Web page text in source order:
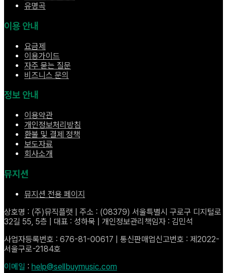
유명곡
이용 안내
요금제
이용가이드
자주 묻는 질문
비즈니스 문의
정보 안내
이용약관
개인정보처리방침
환불 및 결제 정책
보도자료
회사소개
뮤지션
뮤지션 전용 페이지
상호명 : (주)뮤직플랫 | 주소 : (08379) 서울특별시 구로구 디지털로
32길 55, 5층 | 대표 : 성하묵 | 개인정보관리책임자 : 김민석
사업자등록번호 : 676-81-00617 | 통신판매업신고번호 : 제2022-
서울구로-2184호
이메일 : help@sellbuymusic.com